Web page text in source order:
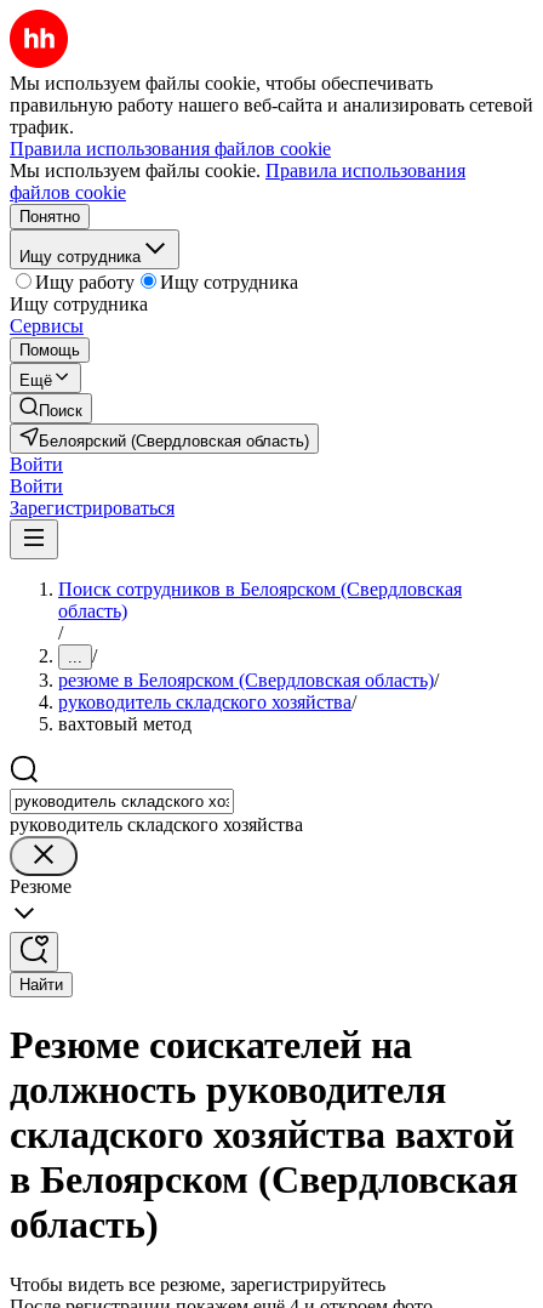
Мы используем файлы cookie, чтобы обеспечивать
правильную работу нашего веб-сайта и анализировать сетевой
трафик.
Правила использования файлов cookie
Мы используем файлы cookie. Правила использования
файлов cookie
Понятно
Ищу сотрудника
Ищу работу
Ищу сотрудника
Ищу сотрудника
Сервисы
Помощь
Ещё
Поиск
Белоярский (Свердловская область)
Войти
Войти
Зарегистрироваться
Поиск сотрудников в Белоярском (Свердловская
область)
/
... /
резюме в Белоярском (Свердловская область)/
руководитель складского хозяйства/
вахтовый метод
руководитель складского хозяйства
Резюме
Найти
Резюме соискателей на
должность руководителя
складского хозяйства вахтой
в Белоярском (Свердловская
область)
Чтобы видеть все резюме, зарегистрируйтесь